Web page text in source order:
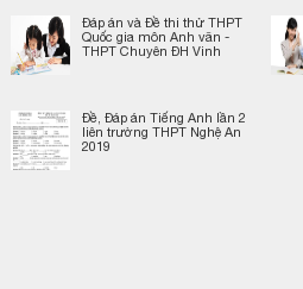
Đáp án và Đề thi thử THPT
Quốc gia môn Anh văn -
THPT Chuyên ĐH Vinh
Đề, Đáp án Tiếng Anh lần 2
liên trường THPT Nghệ An
2019